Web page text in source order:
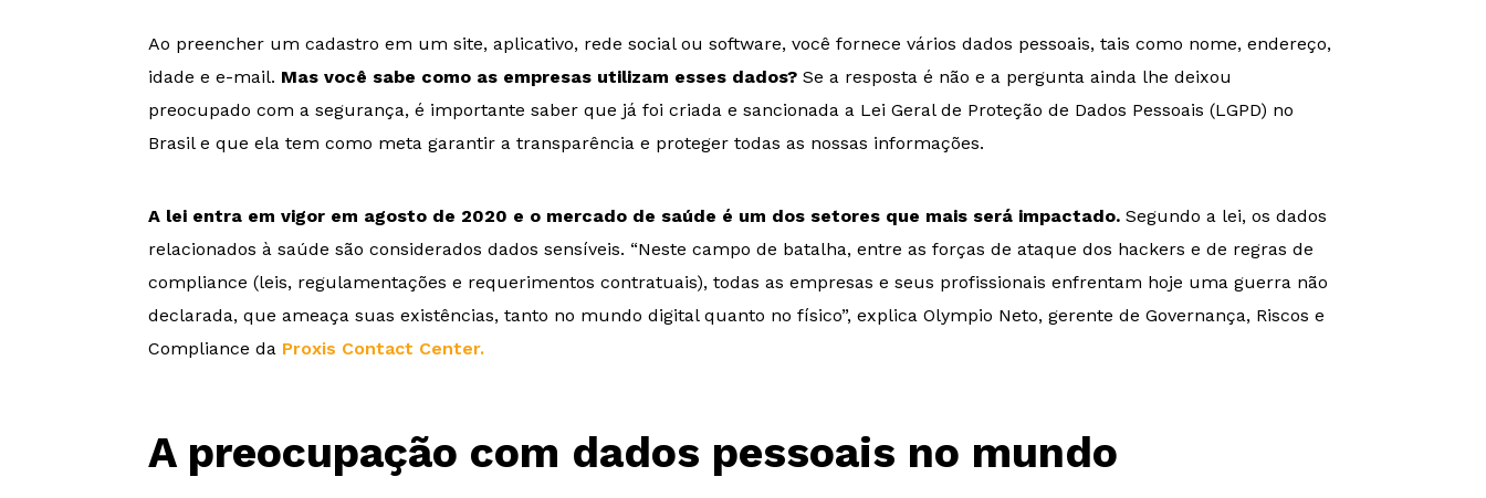
Ao preencher um cadastro em um site, aplicativo, rede social ou software, você fornece vários dados pessoais, tais como nome, endereço,
idade e e-mail. Mas você sabe como as empresas utilizam esses dados? Se a resposta é não e a pergunta ainda lhe deixou
preocupado com a segurança, é importante saber que já foi criada e sancionada a Lei Geral de Proteção de Dados Pessoais (LGPD) no
Brasil e que ela tem como meta garantir a transparência e proteger todas as nossas informações.
A lei entra em vigor em agosto de 2020 e o mercado de saúde é um dos setores que mais será impactado. Segundo a lei, os dados
relacionados à saúde são considerados dados sensíveis. “Neste campo de batalha, entre as forças de ataque dos hackers e de regras de
compliance (leis, regulamentações e requerimentos contratuais), todas as empresas e seus profissionais enfrentam hoje uma guerra não
declarada, que ameaça suas existências, tanto no mundo digital quanto no físico”, explica Olympio Neto, gerente de Governança, Riscos e
Compliance da Proxis Contact Center.
A preocupação com dados pessoais no mundo